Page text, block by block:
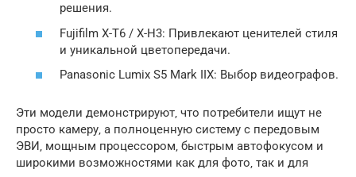
решения.
Fujifilm X-T6 / X-H3: Привлекают ценителей стиля
и уникальной цветопередачи.
Panasonic Lumix S5 Mark IIX: Выбор видеографов.
Эти модели демонстрируют‚ что потребители ищут не
просто камеру‚ а полноценную систему с передовым
ЭВИ‚ мощным процессором‚ быстрым автофокусом и
широкими возможностями как для фото‚ так и для